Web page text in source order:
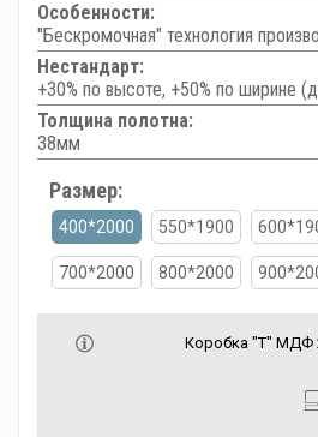
Особенности:
"Бескромочная" технология
Нестандарт:
+30% по высоте, +50% по ширине
Толщина полотна:
38мм
Размер:
400*2000 550*1900
700*2000 800*2000
Коробка "Т" МДФ